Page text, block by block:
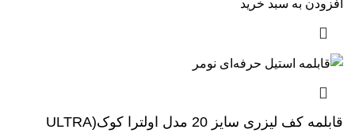
افزودن به سبد خرید
قابلمه کف لیزری سایز 20 مدل اولترا کوک(ULTRA